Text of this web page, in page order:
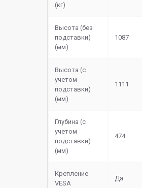
(кг)
Высота (без
подставки)
(мм)
1087
Высота (с
учетом
подставки)
(мм)
1111
Глубина (с
учетом
подставки)
(мм)
474
Крепление
VESA
Да